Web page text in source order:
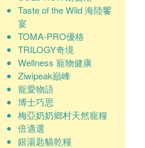
Taste of the Wild 海陸饗
宴
TOMA-PRO優格
TRILOGY奇境
Wellness 寵物健康
Ziwipeak巔峰
寵愛物語
博士巧思
梅亞奶奶鄉村天然寵糧
倍適選
銀湯匙貓乾糧